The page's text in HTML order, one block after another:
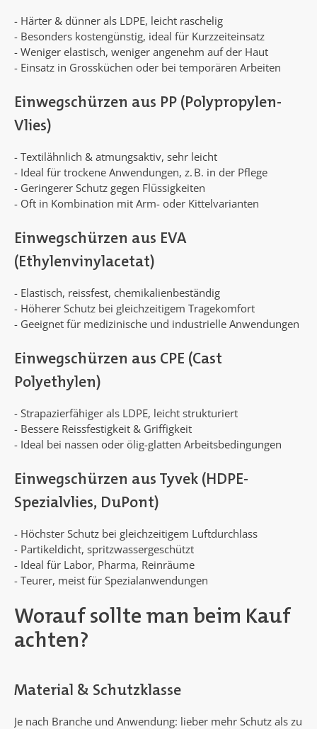
- Härter & dünner als LDPE, leicht raschelig
- Besonders kostengünstig, ideal für Kurzzeiteinsatz
- Weniger elastisch, weniger angenehm auf der Haut
- Einsatz in Grossküchen oder bei temporären Arbeiten
Einwegschürzen aus PP (Polypropylen-
Vlies)
- Textilähnlich & atmungsaktiv, sehr leicht
- Ideal für trockene Anwendungen, z. B. in der Pflege
- Geringerer Schutz gegen Flüssigkeiten
- Oft in Kombination mit Arm- oder Kittelvarianten
Einwegschürzen aus EVA
(Ethylenvinylacetat)
- Elastisch, reissfest, chemikalienbeständig
- Höherer Schutz bei gleichzeitigem Tragekomfort
- Geeignet für medizinische und industrielle Anwendungen
Einwegschürzen aus CPE (Cast
Polyethylen)
- Strapazierfähiger als LDPE, leicht strukturiert
- Bessere Reissfestigkeit & Griffigkeit
- Ideal bei nassen oder ölig-glatten Arbeitsbedingungen
Einwegschürzen aus Tyvek (HDPE-
Spezialvlies, DuPont)
- Höchster Schutz bei gleichzeitigem Luftdurchlass
- Partikeldicht, spritzwassergeschützt
- Ideal für Labor, Pharma, Reinräume
- Teurer, meist für Spezialanwendungen
Worauf sollte man beim Kauf
achten?
Material & Schutzklasse
Je nach Branche und Anwendung: lieber mehr Schutz als zu